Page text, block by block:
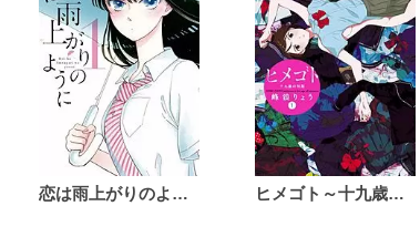
恋は雨上がりのように ヒメゴト～十九歳の制服～